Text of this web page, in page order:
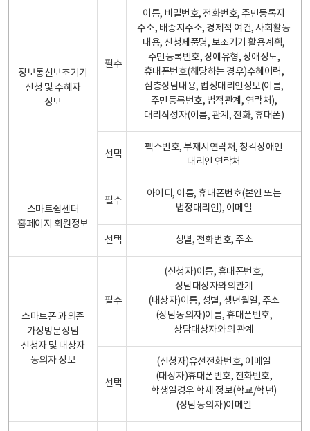
정보통신보조기기
신청 및 수혜자
정보
필수
이름, 비밀번호, 전화번호, 주민등록지
주소, 배송지주소, 경제적 여건, 사회활동
내용, 신청제품명, 보조기기 활용계획,
주민등록번호, 장애유형, 장애정도,
휴대폰번호(해당하는 경우)수혜이력,
심층상담내용, 법정대리인정보(이름,
주민등록번호, 법적관계, 연락처),
대리작성자(이름, 관계, 전화, 휴대폰)
선택
팩스번호, 부재시연락처, 청각장애인
대리인 연락처
스마트쉼센터
홈페이지 회원정보
필수
아이디, 이름, 휴대폰번호(본인 또는
법정대리인), 이메일
선택 성별, 전화번호, 주소
스마트폰 과의존
가정방문상담
신청자 및 대상자
동의자 정보
필수
(신청자)이름, 휴대폰번호,
상담대상자와의관계
(대상자)이름, 성별, 생년월일, 주소
(상담동의자)이름, 휴대폰번호,
상담대상자와의 관계
선택
(신청자)유선전화번호, 이메일
(대상자)휴대폰번호, 전화번호,
학생일경우 학제 정보(학교/학년)
(상담동의자)이메일